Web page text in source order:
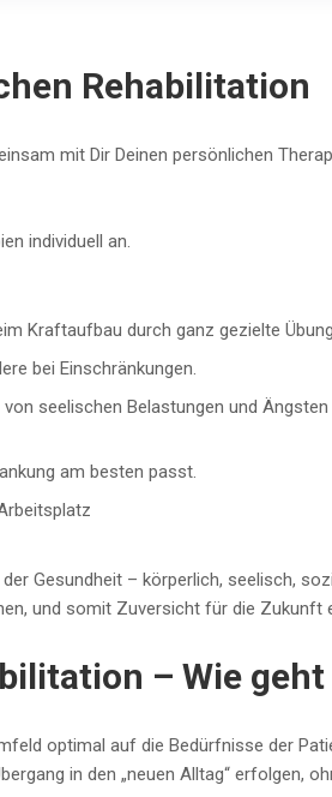
Rehabilitation
mit Dir Deinen persönlichen
individuell an.
Kraftaufbau durch ganz gezielte
bei Einschränkungen.
seelischen Belastungen und
am besten passt.
Gesundheit – körperlich, seelisch,
und somit Zuversicht für die Zukunft
– Wie
optimal auf die Bedürfnisse der
in den „neuen Alltag“ erfolgen,